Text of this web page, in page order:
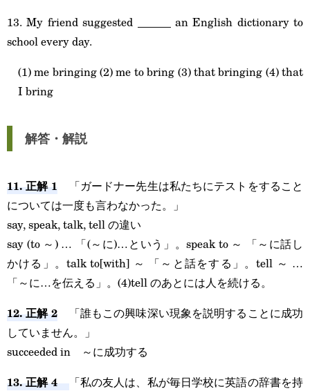
13. My friend suggested ______ an English dictionary to
school every day.
(1) me bringing (2) me to bring (3) that bringing (4) that
I bring
解答・解説
11. 正解 1 「ガードナー先生は私たちにテストをすること
については一度も言わなかった。」
say, speak, talk, tell の違い
say (to ～) … 「(～に)…という」。speak to ～ 「～に話し
かける」。talk to[with] ～ 「～と話をする」。tell ～ …
「～に…を伝える」。(4)tell のあとには人を続ける。
12. 正解 2 「誰もこの興味深い現象を説明することに成功
していません。」
succeeded in ～に成功する
13. 正解 4
「私の友人は、私が毎日学校に英語の辞書を持